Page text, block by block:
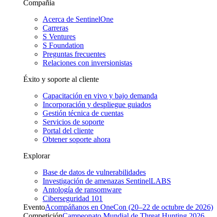
Compañía
Acerca de SentinelOne
Carreras
S Ventures
S Foundation
Preguntas frecuentes
Relaciones con inversionistas
Éxito y soporte al cliente
Capacitación en vivo y bajo demanda
Incorporación y despliegue guiados
Gestión técnica de cuentas
Servicios de soporte
Portal del cliente
Obtener soporte ahora
Explorar
Base de datos de vulnerabilidades
Investigación de amenazas SentinelLABS
Antología de ransomware
Ciberseguridad 101
EventoAcompáñanos en OneCon (20–22 de octubre de 2026)